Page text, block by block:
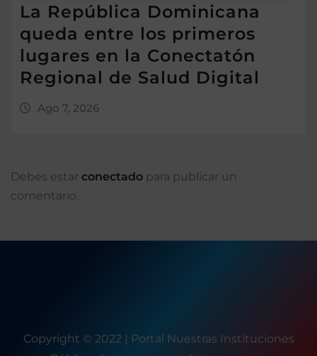
La República Dominicana
queda entre los primeros
lugares en la Conectatón
Regional de Salud Digital
Ago 7, 2026
Debes estar conectado para publicar un
comentario.
Copyright © 2022 | Portal Nuestras Instituciones